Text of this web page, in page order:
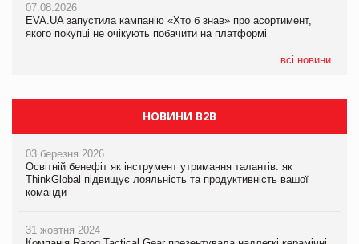
07.08.2026
EVA.UA запустила кампанію «Хто б знав» про асортимент,
якого покупці не очікують побачити на платформі
всі новини
05.08.2026
Мережа супермаркетів VARUS купує мережу магазинів
НОВИНИ B2B
03 березня 2026
Освітній бенефіт як інструмент утримання талантів: як
ThinkGlobal підвищує лояльність та продуктивність вашої
команди
31 жовтня 2024